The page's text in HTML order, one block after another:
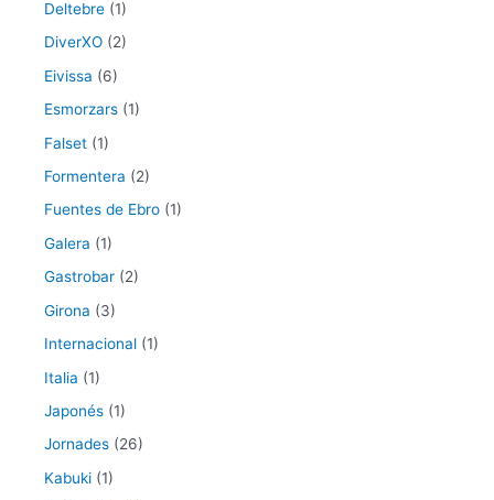
Deltebre (1)
DiverXO (2)
Eivissa (6)
Esmorzars (1)
Falset (1)
Formentera (2)
Fuentes de Ebro (1)
Galera (1)
Gastrobar (2)
Girona (3)
Internacional (1)
Italia (1)
Japonés (1)
Jornades (26)
Kabuki (1)